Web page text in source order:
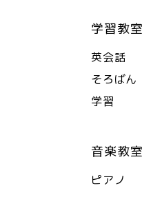
学習教室
英会話
そろばん
学習
音楽教室
ピアノ